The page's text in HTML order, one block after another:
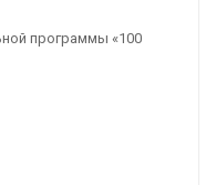
программы «100